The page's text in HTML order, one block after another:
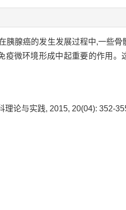
胰腺癌的发生发展过程中,一些骨
疫微环境形成中起重要的作用。
理论与实践, 2015, 20(04): 352-